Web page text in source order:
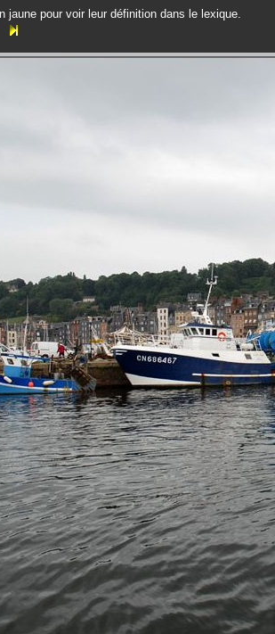
jaune pour voir leur définition dans le lexique.